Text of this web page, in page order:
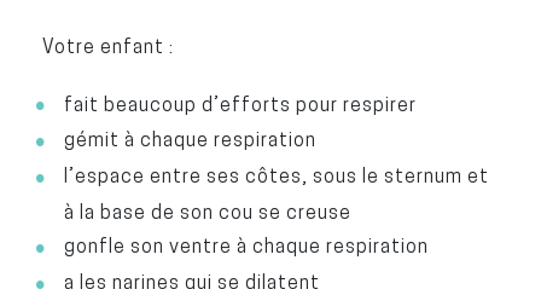
Votre enfant :
fait beaucoup d’efforts pour respirer
gémit à chaque respiration
l’espace entre ses côtes, sous le sternum et
à la base de son cou se creuse
gonfle son ventre à chaque respiration
a les narines qui se dilatent